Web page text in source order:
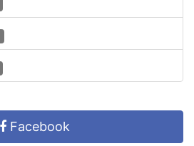
Facebook